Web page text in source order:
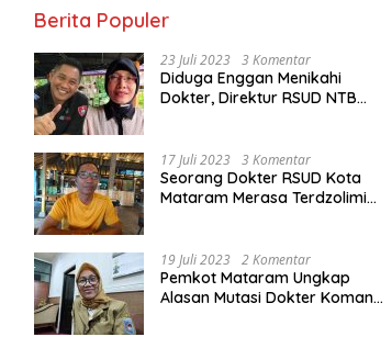
Berita Populer
23 Juli 2023 3 Komentar
Diduga Enggan Menikahi
Dokter, Direktur RSUD NTB
17 Juli 2023 3 Komentar
Seorang Dokter RSUD Kota
Mataram Merasa Terdzolimi
19 Juli 2023 2 Komentar
Pemkot Mataram Ungkap
Alasan Mutasi Dokter Komang